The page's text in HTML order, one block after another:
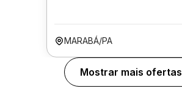
MARABÁ/PA
Mostrar mais ofertas